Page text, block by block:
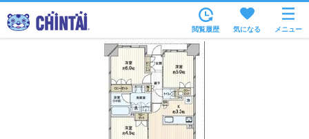
沿線・駅から
住所から
家賃相場から
通勤通学時間から
閲覧履歴 気になる メニュー